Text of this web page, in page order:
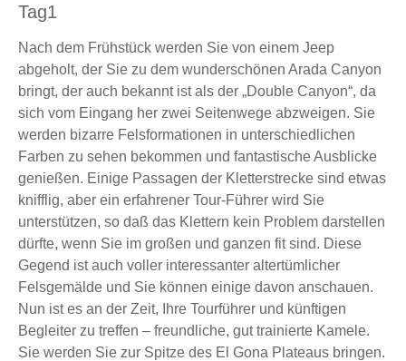
Tag1
Nach dem Frühstück werden Sie von einem Jeep
abgeholt, der Sie zu dem wunderschönen Arada Canyon
bringt, der auch bekannt ist als der „Double Canyon“, da
sich vom Eingang her zwei Seitenwege abzweigen. Sie
werden bizarre Felsformationen in unterschiedlichen
Farben zu sehen bekommen und fantastische Ausblicke
genießen. Einige Passagen der Kletterstrecke sind etwas
knifflig, aber ein erfahrener Tour-Führer wird Sie
unterstützen, so daß das Klettern kein Problem darstellen
dürfte, wenn Sie im großen und ganzen fit sind. Diese
Gegend ist auch voller interessanter altertümlicher
Felsgemälde und Sie können einige davon anschauen.
Nun ist es an der Zeit, Ihre Tourführer und künftigen
Begleiter zu treffen – freundliche, gut trainierte Kamele.
Sie werden Sie zur Spitze des El Gona Plateaus bringen.